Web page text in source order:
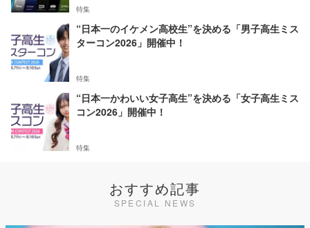
特集
“日本一のイケメン高校生”を決める「男子高生ミス
ターコン2026」開催中！
特集
“日本一かわいい女子高生”を決める「女子高生ミス
コン2026」開催中！
特集
おすすめ記事
SPECIAL NEWS